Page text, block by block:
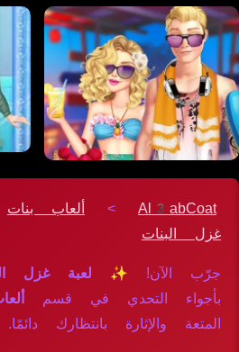
Al3abCoat
> ألعاب بنات
غزل البنات
جرّب الآن! ✨ لعبة غزل
بأجواء التحدي في قسم
المتعة والإثارة بانتظارك دائمًا.